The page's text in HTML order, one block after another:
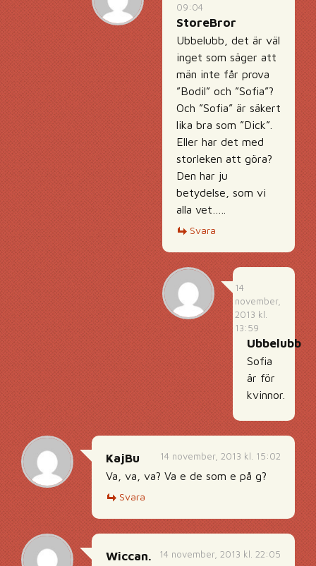
09:04
StoreBror
Ubbelubb, det är väl
inget som säger att
män inte får prova
”Bodil” och ”Sofia”?
Och ”Sofia” är säkert
lika bra som ”Dick”.
Eller har det med
storleken att göra?
Den har ju
betydelse, som vi
alla vet…..
Svara
14
november,
2013 kl.
13:59
Ubbelubb
Sofia
är för
kvinnor.
14 november, 2013 kl. 15:02
KajBu
Va, va, va? Va e de som e på g?
Svara
14 november, 2013 kl. 22:05
Wiccan.